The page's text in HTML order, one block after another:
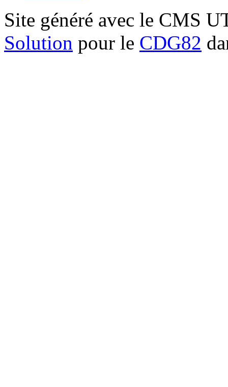
Site généré avec le CMS
Solution pour le CDG82